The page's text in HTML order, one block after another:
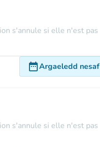
s'annule si elle n'est pas
date_rangeArgaeledd nesaf
s'annule si elle n'est pas